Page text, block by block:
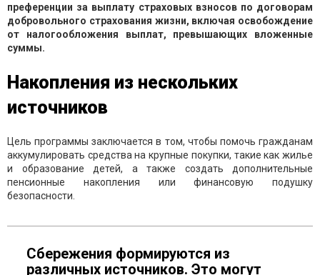
преференции за выплату страховых взносов по договорам
добровольного страхования жизни, включая освобождение
от налогообложения выплат, превышающих вложенные
суммы.
Накопления из нескольких
источников
Цель программы заключается в том, чтобы помочь гражданам
аккумулировать средства на крупные покупки, такие как жилье
и образование детей, а также создать дополнительные
пенсионные накопления или финансовую подушку
безопасности.
Сбережения формируются из
различных источников. Это могут